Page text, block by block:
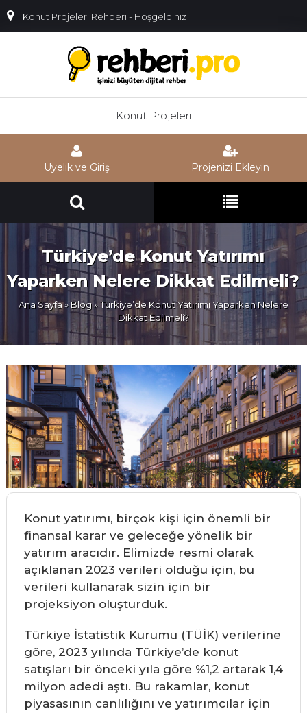
Konut Projeleri Rehberi - Hoşgeldiniz
Konut Projeleri
Üyelik ve Giriş Projenizi Ekleyin
Türkiye’de Konut Yatırımı
Yaparken Nelere Dikkat Edilmeli?
Ana Sayfa»Blog» Türkiye’de Konut Yatırımı Yaparken Nelere
Dikkat Edilmeli?
Konut yatırımı, birçok kişi için önemli bir
finansal karar ve geleceğe yönelik bir
yatırım aracıdır. Elimizde resmi olarak
açıklanan 2023 verileri olduğu için, bu
verileri kullanarak sizin için bir
projeksiyon oluşturduk.
Türkiye İstatistik Kurumu (TÜİK) verilerine
göre, 2023 yılında Türkiye’de konut
satışları bir önceki yıla göre %1,2 artarak 1,4
milyon adedi aştı. Bu rakamlar, konut
piyasasının canlılığını ve yatırımcılar için